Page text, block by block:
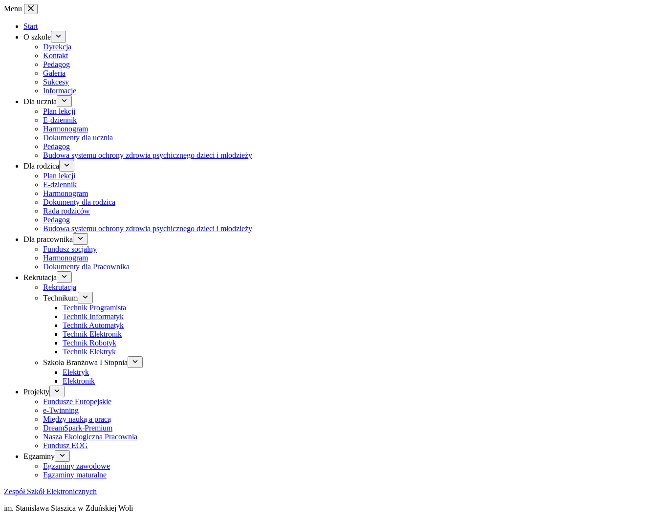
Przejdź
treści
Menu
Start
O szkole
Dyrekcja
Kontakt
Pedagog
Galeria
Sukcesy
Informacje
Dla ucznia
Plan lekcji
E-dziennik
Harmonogram
Dokumenty dla ucznia
Pedagog
Budowa systemu ochrony zdrowia psychicznego dzieci i młodzieży
Dla rodzica
Plan lekcji
E-dziennik
Harmonogram
Dokumenty dla rodzica
Rada rodziców
Pedagog
Budowa systemu ochrony zdrowia psychicznego dzieci i młodzieży
Dla pracownika
Fundusz socjalny
Harmonogram
Dokumenty dla Pracownika
Rekrutacja
Rekrutacja
Technikum
Technik Programista
Technik Informatyk
Technik Automatyk
Technik Elektronik
Technik Robotyk
Technik Elektryk
Szkoła Branżowa I Stopnia
Elektryk
Elektronik
Projekty
Fundusze Europejskie
e-Twinning
Między nauką a pracą
DreamSpark-Premium
Nasza Ekologiczna Pracownia
Fundusz EOG
Egzaminy
Egzaminy zawodowe
Egzaminy maturalne
Zespół Szkół Elektronicznych
im. Stanisława Staszica w Zduńskiej Woli